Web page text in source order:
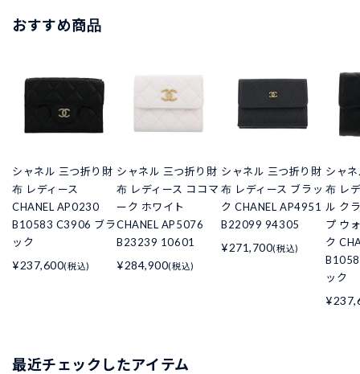
おすすめ商品
シャネル 三つ折り財
布 レディース
CHANEL AP0230
B10583 C3906 ブラ
ック
¥237,600(税込)
シャネル 三つ折り財
布 レディース ココマ
ーク ホワイト
CHANEL AP5076
B23239 10601
¥284,900(税込)
シャネル 三つ折り財
布 レディース ブラッ
ク CHANEL AP4951
B22099 94305
¥271,700(税込)
シャ
布 レ
ル ク
プ ウ
ク
ック
最近チェックしたアイテム